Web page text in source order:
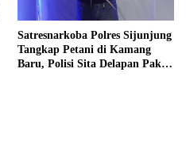
Satresnarkoba Polres Sijunjung
Tangkap Petani di Kamang
Baru, Polisi Sita Delapan Paket